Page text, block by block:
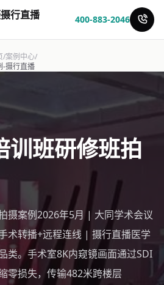
行直播 400-883-2046
/案例中心/
-摄行直播
训班研修班拍
摄案例2026年5月 | 大同学术会议
术转播+远程连线 | 摄行直播医学
类。手术室8K内窥镜画面通过SDI
零损失，传输482米跨楼层